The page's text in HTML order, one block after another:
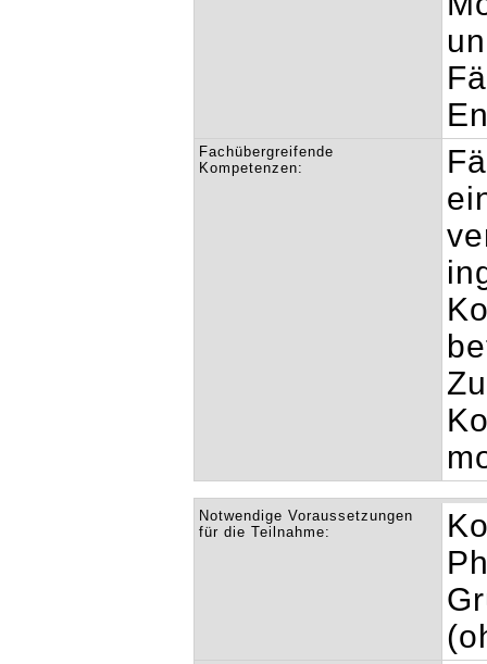
Fachübergreifende
Kompetenzen:
Notwendige Voraussetzungen
für die Teilnahme: